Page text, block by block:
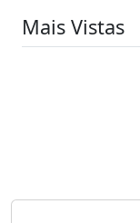
Mais Vistas